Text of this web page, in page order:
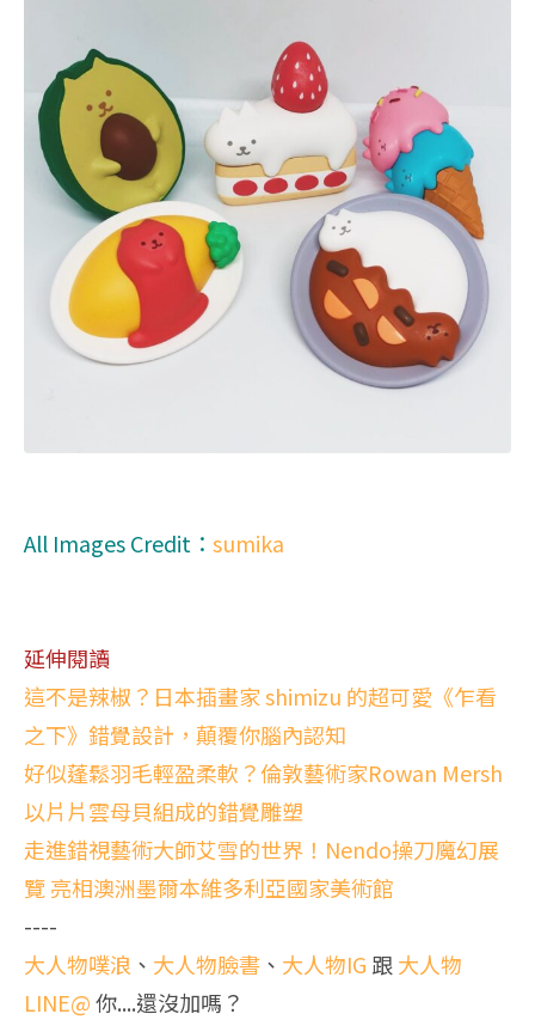
All Images Credit： sumika
延伸閱讀
這不是辣椒？日本插畫家 shimizu 的超可愛《乍看
之下》錯覺設計，顛覆你腦內認知
好似蓬鬆羽毛輕盈柔軟？倫敦藝術家Rowan Mersh
以片片雲母貝組成的錯覺雕塑
走進錯視藝術大師艾雪的世界！Nendo操刀魔幻展
覽 亮相澳洲墨爾本維多利亞國家美術館
----
大人物噗浪 、 大人物臉書 、 大人物IG 跟大人物
LINE@你....還沒加嗎？